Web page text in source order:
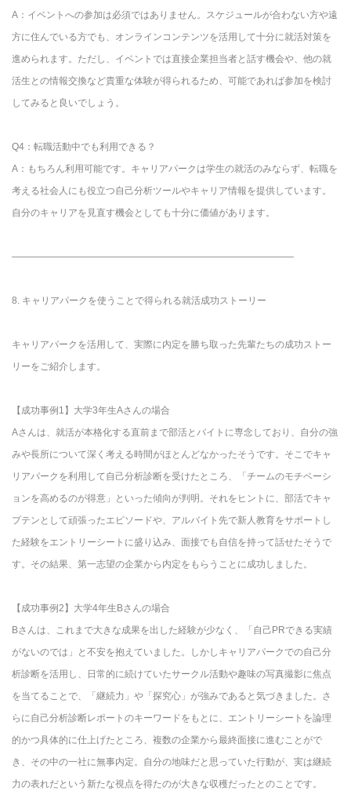
A：イベントへの参加は必須ではありません。スケジュールが合わない方や遠
方に住んでいる方でも、オンラインコンテンツを活用して十分に就活対策を
進められます。ただし、イベントでは直接企業担当者と話す機会や、他の就
活生との情報交換など貴重な体験が得られるため、可能であれば参加を検討
してみると良いでしょう。
Q4：転職活動中でも利用できる？
A：もちろん利用可能です。キャリアパークは学生の就活のみならず、転職を
考える社会人にも役立つ自己分析ツールやキャリア情報を提供しています。
自分のキャリアを見直す機会としても十分に価値があります。
――――――――――――――――――――――――――――――
8. キャリアパークを使うことで得られる就活成功ストーリー
キャリアパークを活用して、実際に内定を勝ち取った先輩たちの成功ストー
リーをご紹介します。
【成功事例1】大学3年生Aさんの場合
Aさんは、就活が本格化する直前まで部活とバイトに専念しており、自分の強
みや長所について深く考える時間がほとんどなかったそうです。そこでキャ
リアパークを利用して自己分析診断を受けたところ、「チームのモチベーシ
ョンを高めるのが得意」といった傾向が判明。それをヒントに、部活でキャ
プテンとして頑張ったエピソードや、アルバイト先で新人教育をサポートし
た経験をエントリーシートに盛り込み、面接でも自信を持って話せたそうで
す。その結果、第一志望の企業から内定をもらうことに成功しました。
【成功事例2】大学4年生Bさんの場合
Bさんは、これまで大きな成果を出した経験が少なく、「自己PRできる実績
がないのでは」と不安を抱えていました。しかしキャリアパークでの自己分
析診断を活用し、日常的に続けていたサークル活動や趣味の写真撮影に焦点
を当てることで、「継続力」や「探究心」が強みであると気づきました。さ
らに自己分析診断レポートのキーワードをもとに、エントリーシートを論理
的かつ具体的に仕上げたところ、複数の企業から最終面接に進むことがで
き、その中の一社に無事内定。自分の地味だと思っていた行動が、実は継続
力の表れだという新たな視点を得たのが大きな収穫だったとのことです。